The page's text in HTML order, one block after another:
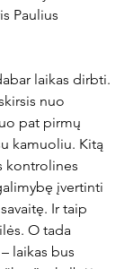
Paulius
laikas dirbti.
nuo
pat pirmų
kamuoliu. Kitą
kontrolines
įvertinti
Ir taip
O tada
laikas bus